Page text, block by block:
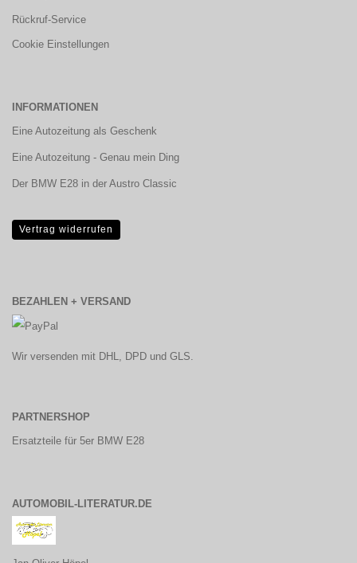
Rückruf-Service
Cookie Einstellungen
INFORMATIONEN
Eine Autozeitung als Geschenk
Eine Autozeitung - Genau mein Ding
Der BMW E28 in der Austro Classic
Vertrag widerrufen
BEZAHLEN + VERSAND
Wir versenden mit DHL, DPD und GLS.
PARTNERSHOP
Ersatzteile für 5er BMW E28
AUTOMOBIL-LITERATUR.DE